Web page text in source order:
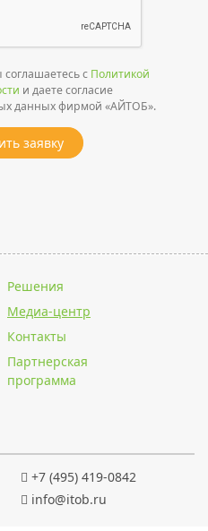
с Политикой
и даете согласие
данных фирмой «АЙТОБ».
заявку
Решения
Медиа-центр
Контакты
Партнерская
программа
+7 (495) 419-0842
info@itob.ru